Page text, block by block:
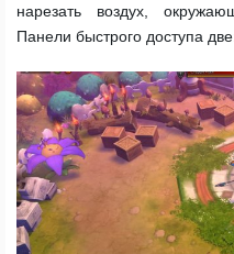
нарезать воздух,
Панели быстрого доступа